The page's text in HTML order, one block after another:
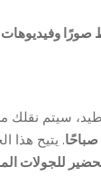
جولة
الذين يخافون
صورًا وفيديوهات
سيتم
. يتيح هذا
للجولات